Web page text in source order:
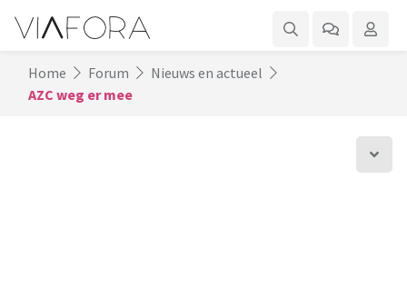
Home Forum
Nieuws en actueel
AZC weg er mee